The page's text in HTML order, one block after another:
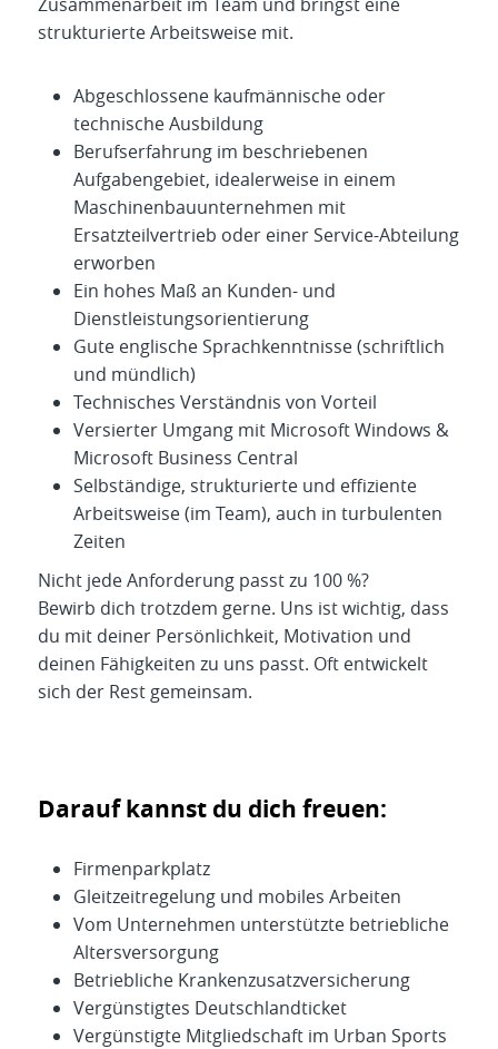
strukturierte Arbeitsweise mit.
Abgeschlossene kaufmännische oder
technische Ausbildung
Berufserfahrung im beschriebenen
Aufgabengebiet, idealerweise in einem
Maschinenbauunternehmen mit
Ersatzteilvertrieb oder einer Service-Abteilung
erworben
Ein hohes Maß an Kunden- und
Dienstleistungsorientierung
Gute englische Sprachkenntnisse (schriftlich
und mündlich)
Technisches Verständnis von Vorteil
Versierter Umgang mit Microsoft Windows &
Microsoft Business Central
Selbständige, strukturierte und effiziente
Arbeitsweise (im Team), auch in turbulenten
Zeiten
Nicht jede Anforderung passt zu 100 %?
Bewirb dich trotzdem gerne. Uns ist wichtig, dass
du mit deiner Persönlichkeit, Motivation und
deinen Fähigkeiten zu uns passt. Oft entwickelt
sich der Rest gemeinsam.
Darauf kannst du dich freuen:
Firmenparkplatz
Gleitzeitregelung und mobiles Arbeiten
Vom Unternehmen unterstützte betriebliche
Altersversorgung
Betriebliche Krankenzusatzversicherung
Vergünstigtes Deutschlandticket
Vergünstigte Mitgliedschaft im Urban Sports